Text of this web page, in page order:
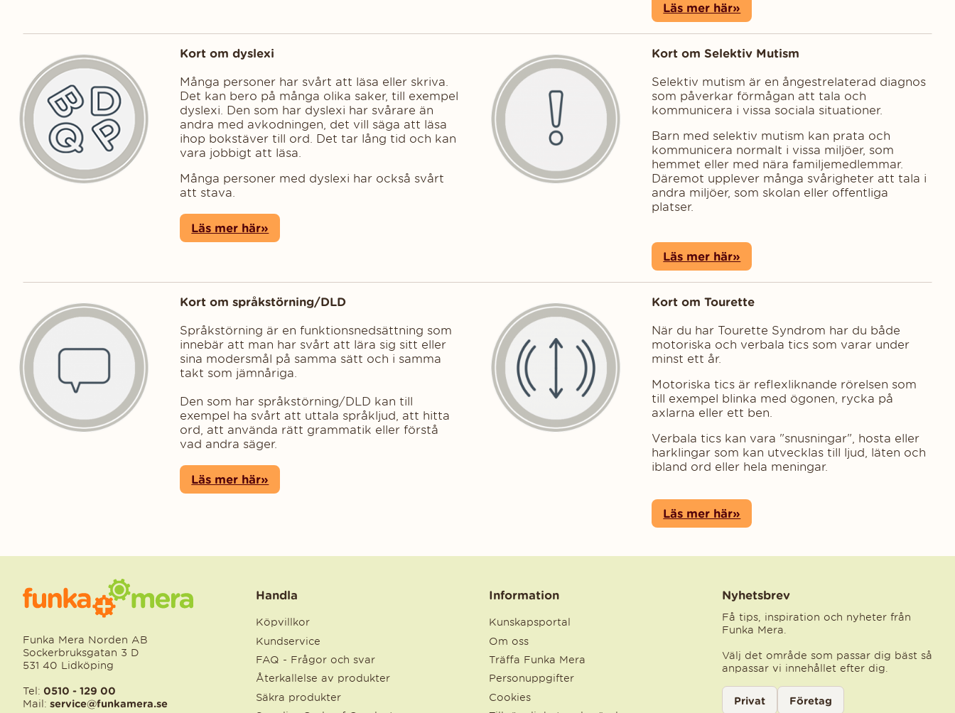
Läs mer här»
Kort om dyslexi
Många personer har svårt att läsa eller skriva.
Det kan bero på många olika saker, till exempel
dyslexi. Den som har dyslexi har svårare än
andra med avkodningen, det vill säga att läsa
ihop bokstäver till ord. Det tar lång tid och kan
vara jobbigt att läsa.
Många personer med dyslexi har också svårt
att stava.
Läs mer här»
Kort om Selektiv Mutism
Selektiv mutism är en ångestrelaterad diagnos
som påverkar förmågan att tala och
kommunicera i vissa sociala situationer.
Barn med selektiv mutism kan prata och
kommunicera normalt i vissa miljöer, som
hemmet eller med nära familjemedlemmar.
Däremot upplever många svårigheter att tala i
andra miljöer, som skolan eller offentliga
platser.
Läs mer här»
Kort om språkstörning/DLD
Språkstörning är en funktionsnedsättning som
innebär att man har svårt att lära sig sitt eller
sina modersmål på samma sätt och i samma
takt som jämnåriga.
Den som har språkstörning/DLD kan till
exempel ha svårt att uttala språkljud, att hitta
ord, att använda rätt grammatik eller förstå
vad andra säger.
Läs mer här»
Kort om Tourette
När du har Tourette Syndrom har du både
motoriska och verbala tics som varar under
minst ett år.
Motoriska tics är reflexliknande rörelsen som
till exempel blinka med ögonen, rycka på
axlarna eller ett ben.
Verbala tics kan vara "snusningar", hosta eller
harklingar som kan utvecklas till ljud, läten och
ibland ord eller hela meningar.
Läs mer här»
Funka Mera Norden AB
Sockerbruksgatan 3 D
531 40 Lidköping
Tel: 0510 - 129 00
Mail: service@funkamera.se
Handla
Köpvillkor
Kundservice
FAQ - Frågor och svar
Återkallelse av produkter
Säkra produkter
Information
Kunskapsportal
Om oss
Träffa Funka Mera
Personuppgifter
Cookies
Nyhetsbrev
Få tips, inspiration och nyheter från
Funka Mera.
Välj det område som passar dig bäst så
anpassar vi innehållet efter dig.
Välj kategori för nyhetsbrev
Privat Företag